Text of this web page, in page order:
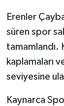
Erenler
süren spor
tamamlandı.
kaplamaları
seviyesine
Kaynarca